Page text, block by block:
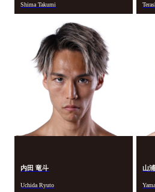
Shima Takumi
内田 竜斗
Uchida Ryuto
山